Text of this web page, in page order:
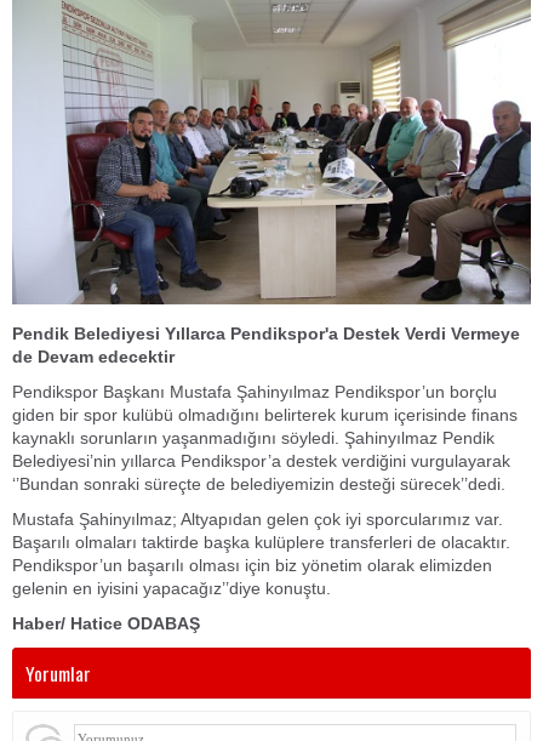
Pendik Belediyesi Yıllarca Pendikspor'a Destek Verdi Vermeye
de Devam edecektir
Pendikspor Başkanı Mustafa Şahinyılmaz Pendikspor’un borçlu
giden bir spor kulübü olmadığını belirterek kurum içerisinde finans
kaynaklı sorunların yaşanmadığını söyledi. Şahinyılmaz Pendik
Belediyesi’nin yıllarca Pendikspor’a destek verdiğini vurgulayarak
‘’Bundan sonraki süreçte de belediyemizin desteği sürecek’’dedi.
Mustafa Şahinyılmaz; Altyapıdan gelen çok iyi sporcularımız var.
Başarılı olmaları taktirde başka kulüplere transferleri de olacaktır.
Pendikspor’un başarılı olması için biz yönetim olarak elimizden
gelenin en iyisini yapacağız’’diye konuştu.
Haber/ Hatice ODABAŞ
Yorumlar